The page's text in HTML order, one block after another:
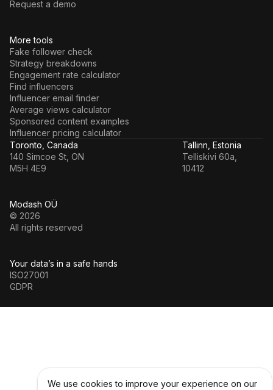
More tools
Fake follower check
Strategy breakdowns
Engagement rate calculator
Find influencers
Influencer email finder
Average views calculator
Sponsored content examples
Influencer pricing calculator
Request a demo
Modash OÜ
© 2026
All rights reserved
Your data’s in a safe hands
ISO27001
GDPR
Toronto, Canada
140 Simcoe St, ON
M5H 4E9
Tallinn, Estonia
Telliskivi 60a,
10412
We use cookies to improve your experience on our